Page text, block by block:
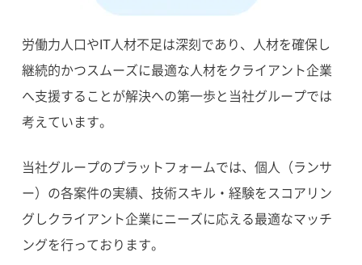
労働力人口やIT人材不足は深刻であり、人材を確保し
継続的かつスムーズに最適な人材をクライアント企業
へ支援することが解決への第一歩と当社グループでは
考えています。
当社グループのプラットフォームでは、個人（ランサ
ー）の各案件の実績、技術スキル・経験をスコアリン
グしクライアント企業にニーズに応える最適なマッチ
ングを行っております。